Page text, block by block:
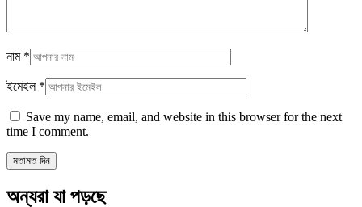
নাম *
ইমেইল *
Save my name, email, and website in this browser for the next
time I comment.
অন্যরা যা পড়ছে